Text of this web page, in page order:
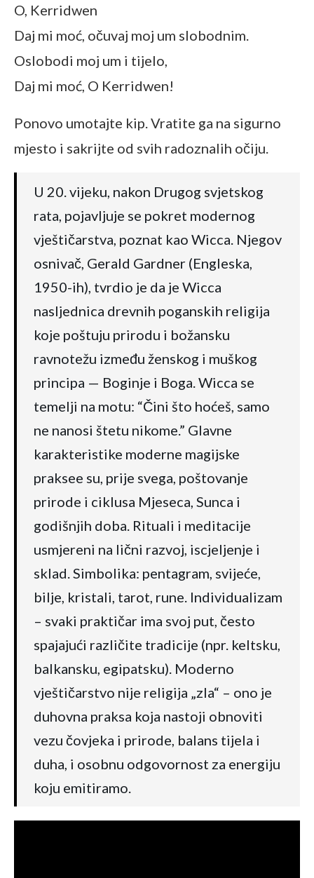
O, Kerridwen
Daj mi moć, očuvaj moj um slobodnim.
Oslobodi moj um i tijelo,
Daj mi moć, O Kerridwen!
Ponovo umotajte kip. Vratite ga na sigurno
mjesto i sakrijte od svih radoznalih očiju.
U 20. vijeku, nakon Drugog svjetskog
rata, pojavljuje se pokret modernog
vještičarstva, poznat kao Wicca. Njegov
osnivač, Gerald Gardner (Engleska,
1950-ih), tvrdio je da je Wicca
nasljednica drevnih poganskih religija
koje poštuju prirodu i božansku
ravnotežu između ženskog i muškog
principa — Boginje i Boga. Wicca se
temelji na motu: “Čini što hoćeš, samo
ne nanosi štetu nikome.” Glavne
karakteristike moderne magijske
praksee su, prije svega, poštovanje
prirode i ciklusa Mjeseca, Sunca i
godišnjih doba. Rituali i meditacije
usmjereni na lični razvoj, iscjeljenje i
sklad. Simbolika: pentagram, svijeće,
bilje, kristali, tarot, rune. Individualizam
– svaki praktičar ima svoj put, često
spajajući različite tradicije (npr. keltsku,
balkansku, egipatsku). Moderno
vještičarstvo nije religija „zla“ – ono je
duhovna praksa koja nastoji obnoviti
vezu čovjeka i prirode, balans tijela i
duha, i osobnu odgovornost za energiju
koju emitiramo.